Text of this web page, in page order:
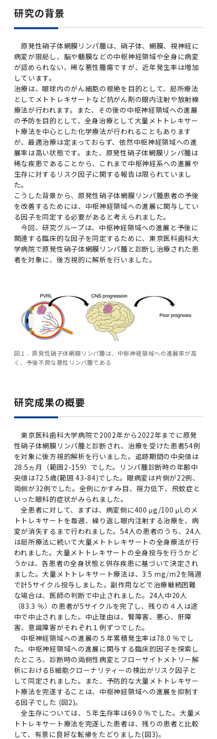
女性の活躍推進に向けた取り組み
目標とする教員の適正な年齢構成
キャンパスマスタープラン2016
国立大学法人ガバナンス・コード報告書
役員会議事概要について
企業活動と医療機関等の透明性ガイドライン
Call for Application to TMDU WISE
Programs (II) for the 2023 Academic Year
by Eligible Students (*Autumn admission)
令和５年度（２０２３年度）東京医科歯科大学
「卓越大学院生制度（Ⅱ）」対象学生（秋入学
対象）の募集について
ス」採用決定通知書授与式を行いました。
令和３年度（２０２１年度）東京医科歯科大学
「卓越大学院生制度（Ⅰ）」採用決定通知書授
与式を行いました。
学位の申請
進路届の提出について
その他 就職関連情報（推薦書等）
2018年 （PDF：83.3MB）
2017年 （PDF：75.1MB）
2016年 （PDF：73.0MB）
2015年 （PDF：83.3MB）
2014年 （PDF：21.4MB）
2013年 （PDF：6.4MB）
2022年度
2021年度
2020年度
2019年度
2018年度
2017年度
2016年度
2015年度
2014年度
2013年度
2011年度
2019年 （PDF：5.2MB）
2017年 （PDF：7.2MB）
2016年 （PDF：13.5MB）
2015年 （PDF：2.3MB）
教学IR関連公開情報
教学IR関連公開情報トップ
卒業生進路アンケート
卒後3年大学評価アンケート
卒業時大学評価アンケート
科目評価（旧 科目別アンケート）
教学IR 業績・活動
実験動物センター
生命倫理研究センター
疾患バイオリソースセンター
再生医療研究センター
再生医療研究センター（微生物安全性グルー
プ）
脳統合機能研究センター
核酸・ペプチド創薬治療研究センター
統合研究機構から他部局へ異動したセンタート
ップ
低侵襲医療センター（旧：低侵襲医歯学研究セ
ンター）
ITセキュリティ部門（学内専用サイト）
図書館部門
図書館部門トップ
図書館
図書館講習会
アクティブラーニング教室・情報検索室
イマキク
情報システムポータル
お茶の水医学雑誌
デジタル変革推進事務室
連絡先一覧
湯島学生支援センター
湯島学生支援センタートップ
学生相談支援室
ダイバーシティ・インクルージョン室
環境報告書
研究の背景
原発性硝子体網膜リンパ腫は、硝子体、網膜、視神経に
病変が限局し、脳や髄膜などの中枢神経領域や全身に病変
が認められない、稀な悪性腫瘍ですが、近年発生率は増加
しています。
治療は、眼球内のがん細胞の根絶を目的として、局所療法
としてメトトレキサートなど抗がん剤の眼内注射や放射線
療法が行われます。また、その後の中枢神経領域への進展
の予防を目的として、全身治療として大量メトトレキサー
ト療法を中心とした化学療法が行われることもあります
が、最適治療は定まっておらず、依然中枢神経領域への進
展率は高い状態です。また、原発性硝子体網膜リンパ腫は
稀な疾患であることから、これまで中枢神経系への進展や
生存に対するリスク因子に関する報告は限られていまし
た。
こうした背景から、原発性硝子体網膜リンパ腫患者の予後
を改善するためには、中枢神経領域への進展に関与してい
る因子を同定する必要があると考えられました。
今回、研究グループは、中枢神経領域への進展と予後に
関連する臨床的な因子を同定するために、東京医科歯科大
学病院で原発性硝子体網膜リンパ腫と診断し治療された患
者を対象に、後方視的に解析を行いました。
図１．原発性硝子体網膜リンパ腫は、中枢神経領域への進展率が高
く、予後不良な悪性リンパ腫である
研究成果の概要
東京医科歯科大学病院で2002年から2022年までに原発
性硝子体網膜リンパ腫と診断され、治療を受けた患者54例
を対象に後方視的解析を行いました。追跡期間の中央値は
28.5ヵ月（範囲2-159）でした。リンパ腫診断時の年齢中
央値は72.5歳(範囲 43-84)でした。眼病変は片側が22例、
両側が32例でした。全例にかすみ目、視力低下、飛蚊症と
いった眼科的症状がみられました。
全患者に対して、まずは、病変側に400 μg/100 μLのメ
トトレキサートを毎週、繰り返し眼内注射する治療を、病
変が消失するまで行われました。54人の患者のうち、24人
は局所療法に続いて大量メトトレキサートの全身療法が行
われました。大量メトトレキサートの全身投与を行うかど
うかは、各患者の全身状態と併存疾患に基づいて決定され
ました。大量メトトレキサート療法は、3.5 mg/m2を隔週
で計5サイクル投与しました。副作用などで治療継続困難
な場合は、医師の判断で中止されました。24人中20人
（83.3 ％）の患者が5サイクルを完了し、残りの４人は途
中で中止されました。中止理由は、腎障害、悪心、肝障
害、意識障害がそれぞれ１例ずつでした。
中枢神経領域への進展の５年累積発生率は78.0 ％でし
た。中枢神経領域への進展に関与する臨床的因子を探索し
たところ、診断時の両側性病変とフローサイトメトリー解
析におけるB細胞クローナリティーの検出がリスク因子と
して同定されました。また、予防的な大量メトトレキサー
ト療法を完遂することは、中枢神経領域への進展を抑制す
る因子でした (図2)。
全生存については、５年生存率は69.0 ％でした。大量メ
トトレキサート療法を完遂した患者は、残りの患者と比較
して、有意に良好な転帰をたどりました(図3)。